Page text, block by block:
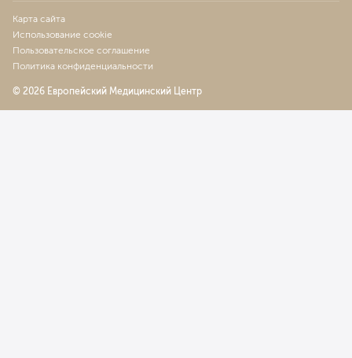
Карта сайта
Использование cookie
Пользовательское соглашение
Политика конфиденциальности
© 2026 Европейский Медицинский Центр